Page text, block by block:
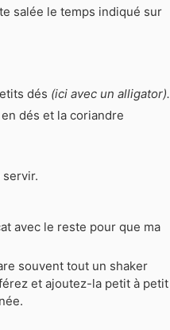
salée le temps indiqué sur
dés (ici avec un alligator).
dés et la coriandre
avec le reste pour que ma
souvent tout un shaker
et ajoutez-la petit à petit